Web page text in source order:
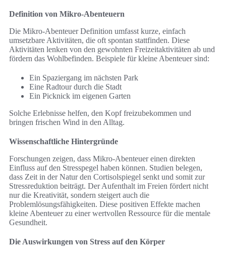
Definition von Mikro-Abenteuern
Die Mikro-Abenteuer Definition umfasst kurze, einfach
umsetzbare Aktivitäten, die oft spontan stattfinden. Diese
Aktivitäten lenken von den gewohnten Freizeitaktivitäten ab und
fördern das Wohlbefinden. Beispiele für kleine Abenteuer sind:
Ein Spaziergang im nächsten Park
Eine Radtour durch die Stadt
Ein Picknick im eigenen Garten
Solche Erlebnisse helfen, den Kopf freizubekommen und
bringen frischen Wind in den Alltag.
Wissenschaftliche Hintergründe
Forschungen zeigen, dass Mikro-Abenteuer einen direkten
Einfluss auf den Stresspegel haben können. Studien belegen,
dass Zeit in der Natur den Cortisolspiegel senkt und somit zur
Stressreduktion beiträgt. Der Aufenthalt im Freien fördert nicht
nur die Kreativität, sondern steigert auch die
Problemlösungsfähigkeiten. Diese positiven Effekte machen
kleine Abenteuer zu einer wertvollen Ressource für die mentale
Gesundheit.
Die Auswirkungen von Stress auf den Körper